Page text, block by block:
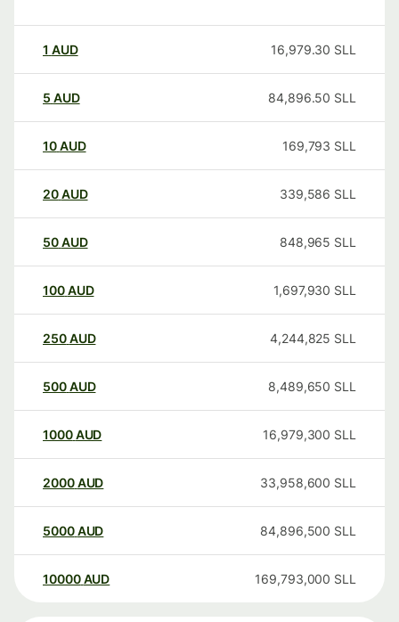
1 AUD 16,979.30 SLL
5 AUD 84,896.50 SLL
10AUD 169,793 SLL
20AUD 339,586 SLL
50AUD 848,965 SLL
100AUD 1,697,930 SLL
250AUD 4,244,825 SLL
500AUD 8,489,650 SLL
1000AUD 16,979,300 SLL
2000AUD 33,958,600 SLL
5000AUD 84,896,500 SLL
10000 AUD 169,793,000 SLL